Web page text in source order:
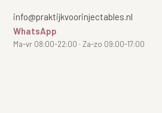
Bekijk alle zones →
Tretinoïne (vitamine A zuur) crème
XL Hair
info@praktijkvoorinjectables.nl
WhatsApp
Ma-vr 08:00-22:00 · Za-zo 09:00-17:00